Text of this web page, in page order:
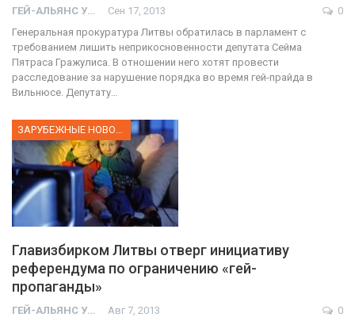
ГЕЙ-АЛЬЯНС УКРАИНА Сен 17, 2013
0
Генеральная прокуратура Литвы обратилась в парламент с
требованием лишить неприкосновенности депутата Сейма
Пятраса Гражулиса. В отношении него хотят провести
расследование за нарушение порядка во время гей-прайда в
Вильнюсе. Депутату…
ЗАРУБЕЖНЫЕ НОВОСТИ
Главизбирком Литвы отверг инициативу
референдума по ограничению «гей-
пропаганды»
ГЕЙ-АЛЬЯНС УКРАИНА Авг 7, 2013
0